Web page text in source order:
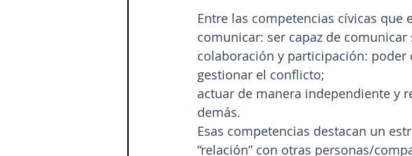
Entre las competencias cívicas que
comunicar: ser capaz de
colaboración y participación:
gestionar el conflicto;
actuar de manera independiente y
demás.
Esas competencias destacan un
“relación” con otras personas/